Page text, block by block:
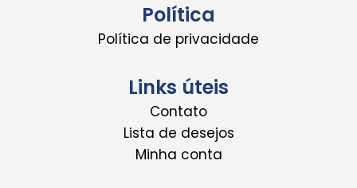
Política
Política de privacidade
Links úteis
Contato
Lista de desejos
Minha conta